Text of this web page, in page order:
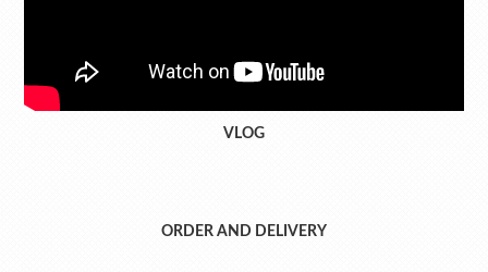
VLOG
ORDER AND DELIVERY